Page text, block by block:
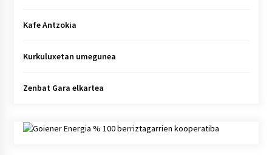
Kafe Antzokia
Kurkuluxetan umegunea
Zenbat Gara elkartea